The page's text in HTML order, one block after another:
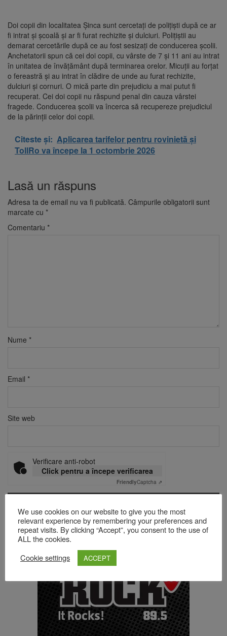
Doi copii din localitatea Șinca sunt cercetați de polițiști după ce ar
fi intrat și școală și ar fi furat rechizite și dulciuri. Polițiștii au
demarat cercetările după ce au fost sesizați de conducerea școlii.
Anchetatorii spun că cei doi copii, cu vârste de 7 și 11 ani au intrat
în unitatea de învățământ după terminarea orelor. Micuții au forțat
o fereastră și au intrat în clădire de unde au furat rechizite,
dulciuri și cornuri. O mică parte din prejudiciu a mai putut fi
recuperat. Cei doi copii nu răspund penal din cauza vârstei
fragede. Conducerea școlii va încerca să recupereze prejudiciul
de la părinții celor doi copii.
Citeste și: Aplicarea tarifelor pentru rovinietă și
TollRo va începe la 1 octombrie 2026
Lasă un răspuns
Adresa ta de email nu va fi publicată. Câmpurile obligatorii sunt
marcate cu *
Comentariu *
Nume *
Email *
Site web
Verificare anti-robot
Click pentru a începe verificarea
FriendlyCaptcha ⇗
Acest site folosește Akismet pentru a reduce spamul.Află cum
sunt procesate datele comentariilor tale.
We use cookies on our website to give you the most
relevant experience by remembering your preferences and
repeat visits. By clicking “Accept”, you consent to the use of
ALL the cookies.
Cookie settings
ACCEPT